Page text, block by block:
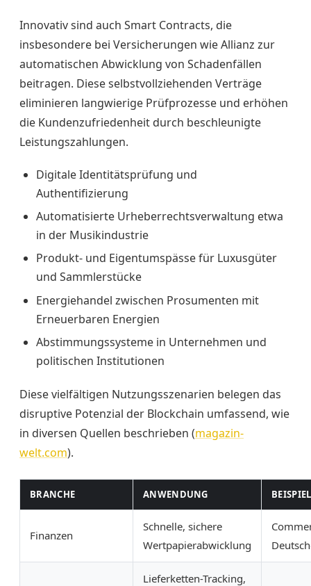
Innovativ sind auch Smart Contracts, die
insbesondere bei Versicherungen wie Allianz zur
automatischen Abwicklung von Schadenfällen
beitragen. Diese selbstvollziehenden Verträge
eliminieren langwierige Prüfprozesse und erhöhen
die Kundenzufriedenheit durch beschleunigte
Leistungszahlungen.
Digitale Identitätsprüfung und
Authentifizierung
Automatisierte Urheberrechtsverwaltung etwa
in der Musikindustrie
Produkt- und Eigentumspässe für Luxusgüter
und Sammlerstücke
Energiehandel zwischen Prosumenten mit
Erneuerbaren Energien
Abstimmungssysteme in Unternehmen und
politischen Institutionen
Diese vielfältigen Nutzungsszenarien belegen das
disruptive Potenzial der Blockchain umfassend, wie
in diversen Quellen beschrieben (magazin-
welt.com).
BRANCHE ANWENDUNG
Finanzen
Schnelle, sichere
Wertpapierabwicklung
Lieferketten-Tracking,